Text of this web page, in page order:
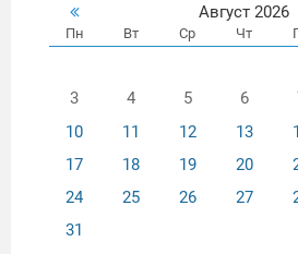
Август 2026
Пн Вт Ср Чт
3
4 5 6
10
11 12 13
17
18 19 20
24
25 26 27
31